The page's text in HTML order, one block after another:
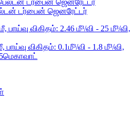
டர்பைன் ஜெனரேட்டர்